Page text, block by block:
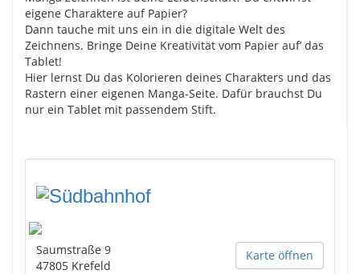
eigene Charaktere auf Papier?
Dann tauche mit uns ein in die digitale Welt des
Zeichnens. Bringe Deine Kreativität vom Papier auf’ das
Tablet!
Hier lernst Du das Kolorieren deines Charakters und das
Rastern einer eigenen Manga-Seite. Dafür brauchst Du
nur ein Tablet mit passendem Stift.
Karte öffnen
Saumstraße 9
47805 Krefeld